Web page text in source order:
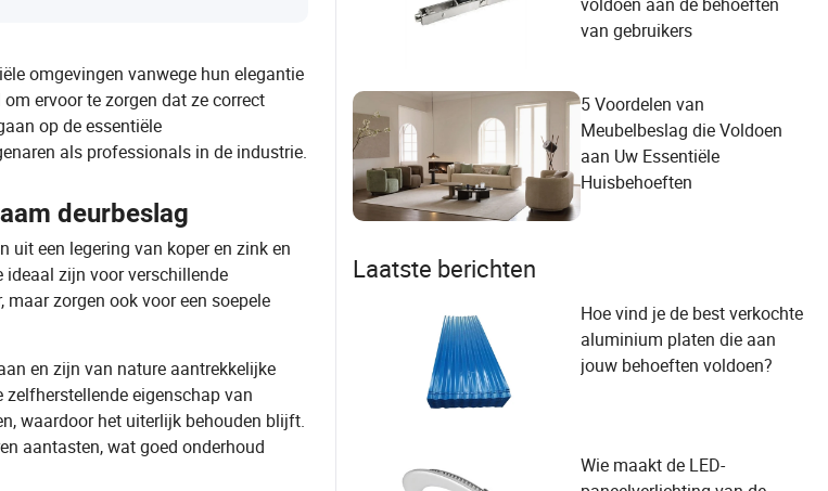
omgevingen vanwege hun elegantie
ervoor te zorgen dat ze correct
op de essentiële
als professionals in de industrie.
deurbeslag
uit een legering van koper en zink en
ideaal zijn voor verschillende
zorgen ook voor een soepele
en zijn van nature aantrekkelijke
eigenschap van
waardoor het uiterlijk behouden blijft.
aantasten, wat goed onderhoud
van gebruikers
5 Voordelen van
Meubelbeslag die Voldoen
aan Uw Essentiële
Huisbehoeften
Laatste berichten
Hoe vind je de best verkochte
aluminium platen die aan
jouw behoeften voldoen?
Wie maakt de LED-